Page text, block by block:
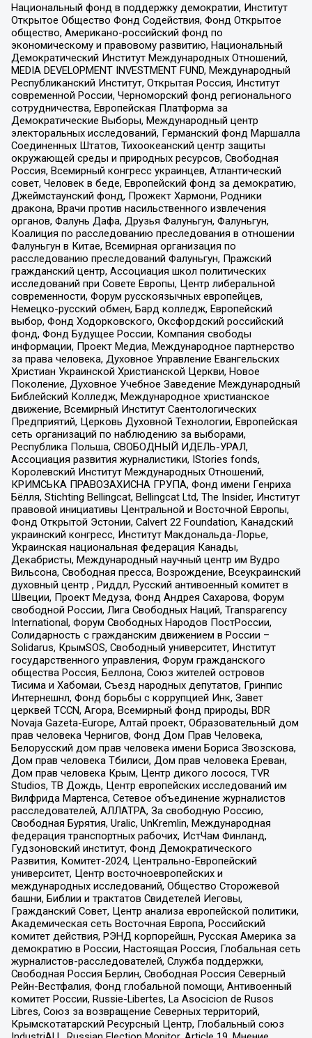
Национальный фонд в поддержку демократии, Институт
Открытое Общество Фонд Содействия, Фонд Открытое
общество, Американо-российский фонд по
экономическому и правовому развитию, Национальный
Демократический Институт Международных Отношений,
MEDIA DEVELOPMENT INVESTMENT FUND, Международный
Республиканский Институт, Открытая Россия, Институт
современной России, Черноморский фонд регионального
сотрудничества, Европейская Платформа за
Демократические Выборы, Международный центр
электоральных исследований, Германский фонд Маршалла
Соединенных Штатов, Тихоокеанский центр защиты
окружающей среды и природных ресурсов, Свободная
Россия, Всемирный конгресс украинцев, Атлантический
совет, Человек в беде, Европейский фонд за демократию,
Джеймстаунский фонд, Прожект Хармони, Родники
дракона, Врачи против насильственного извлечения
органов, Фалунь Дафа, Друзья Фалуньгун, Фалуньгун,
Коалиция по расследованию преследования в отношении
Фалуньгун в Китае, Всемирная организация по
расследованию преследований Фалуньгун, Пражский
гражданский центр, Ассоциация школ политических
исследований при Совете Европы, Центр либеральной
современности, Форум русскоязычных европейцев,
Немецко-русский обмен, Бард колледж, Европейский
выбор, Фонд Ходорковского, Оксфордский российский
фонд, Фонд Будущее России, Компания свободы
информации, Проект Медиа, Международное партнерство
за права человека, Духовное Управление Евангельских
Христиан Украинской Христианской Церкви, Новое
Поколение, Духовное Учебное Заведение Международный
Библейский Колледж, Международное христианское
движение, Всемирный Институт Саентологических
Предприятий, Церковь Духовной Технологии, Европейская
сеть организаций по наблюдению за выборами,
Республика Польша, СВОБОДНЫЙ ИДЕЛЬ-УРАЛ,
Ассоциация развития журналистики, IStories fonds,
Королевский Институт Международных Отношений,
КРИМСЬКА ПРАВОЗАХИСНА ГРУПА, Фонд имени Генриха
Бёлля, Stichting Bellingcat, Bellingcat Ltd, The Insider, Институт
правовой инициативы Центральной и Восточной Европы,
Фонд Открытой Эстонии, Calvert 22 Foundation, Канадский
украинский конгресс, Институт Макдональда-Лорье,
Украинская национальная федерация Канады,
Декабристы, Международный научный центр им Вудро
Вильсона, Свободная пресса, Возрождение, Всеукраинский
духовный центр , Риддл, Русский антивоенный комитет в
Швеции, Проект Медуза, Фонд Андрея Сахарова, Форум
свободной России, Лига Свободных Наций, Transparеncy
International, Форум Свободных Народов ПостРоссии,
Солидарность с гражданским движением в России –
Solidarus, КрымSOS, Свободный университет, Институт
государственного управления, Форум гражданского
общества Россия, Беллона, Союз жителей островов
Тисима и Хабомаи, Съезд народных депутатов, Гринпис
Интернешнл, Фонд борьбы с коррупцией Инк, Завет
церквей TCCN, Агора, Всемирный фонд природы, BDR
Novaja Gazeta-Europe, Алтай проект, Образовательный дом
прав человека Чернигов, Фонд Дом Прав Человека,
Белорусский дом прав человека имени Бориса Звозскова,
Дом прав человека Тбилиси, Дом прав человека Ереван,
Дом прав человека Крым, Центр дикого лосося, TVR
Studios, ТВ Дождь, Центр европейских исследований им
Вилфрида Мартенса, Сетевое объединение журналистов
расследователей, АЛЛАТРА, За свободную Россию,
Свободная Бурятия, Uralic, UnKremlin, Международная
федерация транспортных рабочих, ИстЧам Финланд,
Гудзоновский институт, Фонд Демократического
Развития, Комитет-2024, Центрально-Европейский
университет, Центр восточноевропейских и
международных исследований, Общество Сторожевой
башни, Библии и трактатов Свидетелей Иеговы,
Гражданский Совет, Центр анализа европейской политики,
Академическая сеть Восточная Европа, Российский
комитет действия, РЭНД корпорейшн, Русская Америка за
демократию в России, Настоящая Россия, Глобальная сеть
журналистов-расследователей, Служба поддержки,
Свободная Россия Берлин, Свободная Россия Северный
Рейн-Вестфалия, Фонд глобальной помощи, Антивоенный
комитет России, Russie-Libertes, La Asocicion de Rusos
Libres, Союз за возвращение Северных территорий,
Крымскотатарский Ресурсный Центр, Глобальный союз